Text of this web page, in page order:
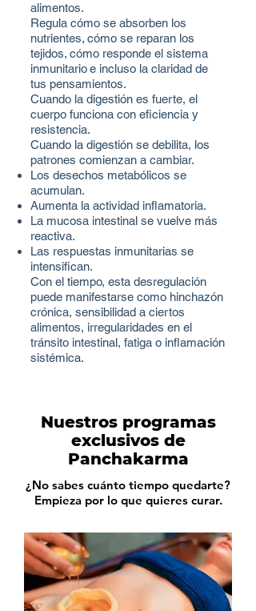
alimentos.
Regula cómo se absorben los
nutrientes, cómo se reparan los
tejidos, cómo responde el sistema
inmunitarioe incluso la claridad de
tus pensamientos.
Cuando la digestión es fuerte, el
cuerpo funciona con eficiencia y
resistencia.
Cuando la digestión se debilita, los
patrones comienzan a cambiar.
Los desechos metabólicos se
acumulan.
Aumenta la actividad inflamatoria.
La mucosa intestinal se vuelve más
reactiva.
Las respuestas inmunitarias se
intensifican.
Con el tiempo, esta desregulación
puede manifestarse como hinchazón
crónica, sensibilidad a ciertos
alimentos, irregularidades en el
tránsito intestinal, fatiga o inflamación
sistémica.
Nuestros programas
exclusivos de
Panchakarma
¿No sabes cuánto tiempo quedarte?
Empieza por lo que quieres curar.